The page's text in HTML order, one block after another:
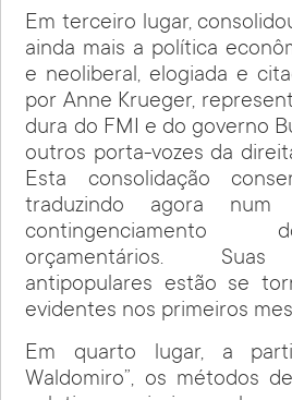
Em terceiro lugar,
ainda mais a política
e neoliberal, elogiada e
por Anne Krueger,
dura do FMI e do governo
outros porta-vozes da
Esta consolidação
traduzindo agora
contingenciamento
orçamentários. Suas
antipopulares estão se
evidentes nos primeiros
Em quarto lugar, a
Waldomiro”, os métodos